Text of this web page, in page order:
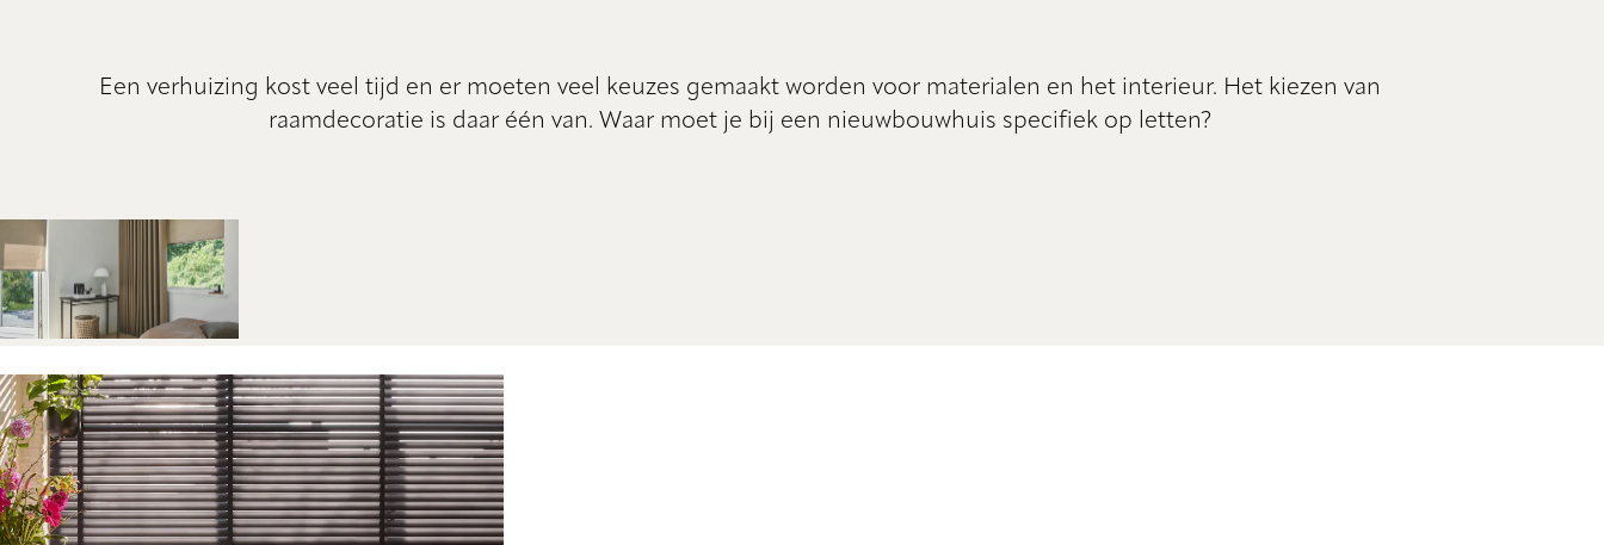
Een verhuizing kost veel tijd en er moeten veel keuzes gemaakt worden voor materialen en het interieur. Het kiezen van
raamdecoratie is daar één van. Waar moet je bij een nieuwbouwhuis specifiek op letten?